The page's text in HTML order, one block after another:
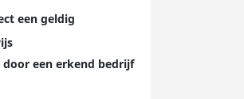
een geldig
een erkend bedrijf